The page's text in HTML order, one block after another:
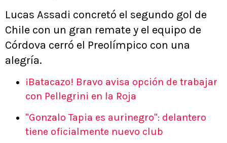
Lucas Assadi concretó el segundo gol de
Chile con un gran remate y el equipo de
Córdova cerró el Preolímpico con una
alegría.
¡Batacazo! Bravo avisa opción de trabajar
con Pellegrini en la Roja
"Gonzalo Tapia es aurinegro": delantero
tiene oficialmente nuevo club